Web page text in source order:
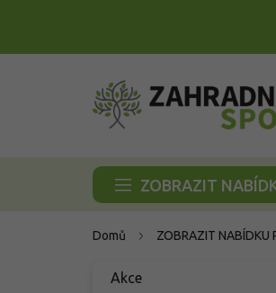
ZOBRAZIT
Domů ZOBRAZIT NABÍDKU
Přeskočit
Akce